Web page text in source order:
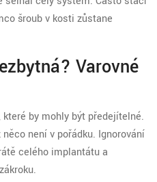
šroub v kosti zůstane
Varovné
by mohly být předejítelné.
není v pořádku. Ignorování
celého implantátu a